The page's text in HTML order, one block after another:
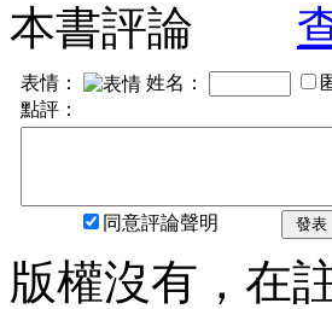
本書評論
表情： 姓名：
點評：
同意評論聲明 發表
版權沒有，在